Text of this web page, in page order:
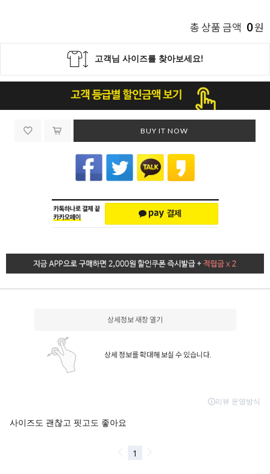
총 상품 금액 0원
BUY IT NOW
상세정보 새창 열기
상세 정보를 확대해 보실 수 있습니다.